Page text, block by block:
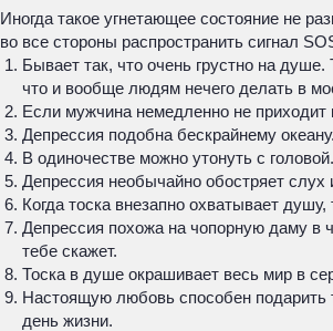
Иногда такое угнетающее состояние не
во все стороны распространить сигнал
Бывает так, что очень грустно на
что и вообще людям нечего делать в
Если мужчина немедленно не приходит
Депрессия подобна бескрайнему
В одиночестве можно утонуть с
Депрессия необычайно обостряет
Когда тоска внезапно охватывает
Депрессия похожа на чопорную даму в
тебе скажет.
Тоска в душе окрашивает весь мир в
Настоящую любовь способен подарить
день жизни.